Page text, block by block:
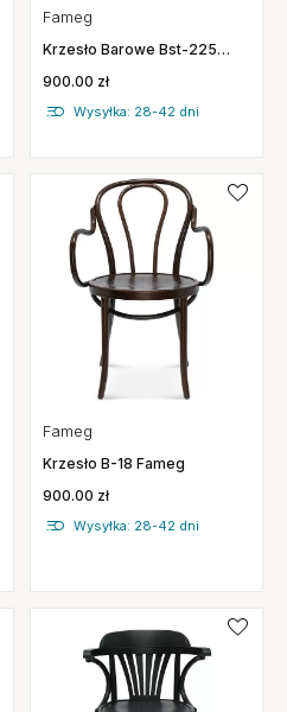
Fameg
Krzesło Barowe Bst-225
900.00 zł
Wysyłka: 28-42 dni
Fameg
Krzesło B-18 Fameg
900.00 zł
Wysyłka: 28-42 dni